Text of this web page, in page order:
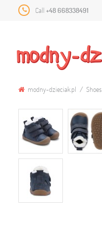
Call +48 668338491
modny-dzieciak.pl Shoes